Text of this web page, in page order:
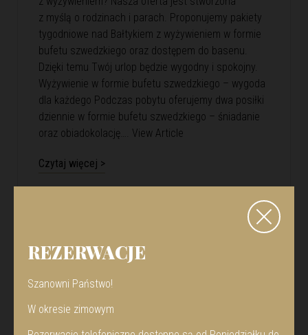
z myślą o rodzinach i parach. Proponujemy pakiety
tygodniowe nad Bałtykiem z wyżywieniem w formie
bufetu szwedzkiego oraz dostępem do basenu.
Dzięki temu Twój urlop będzie wygodny i spokojny.
Wyżywienie w formie bufetu szwedzkiego – wygoda
dla każdego Podczas pobytu oferujemy dwa posiłki
dziennie w formie bufetu szwedzkiego – śniadanie
oraz obiadokolację…. View Article
Czytaj więcej >
REZERWACJE
Szanowni Państwo!
W okresie zimowym